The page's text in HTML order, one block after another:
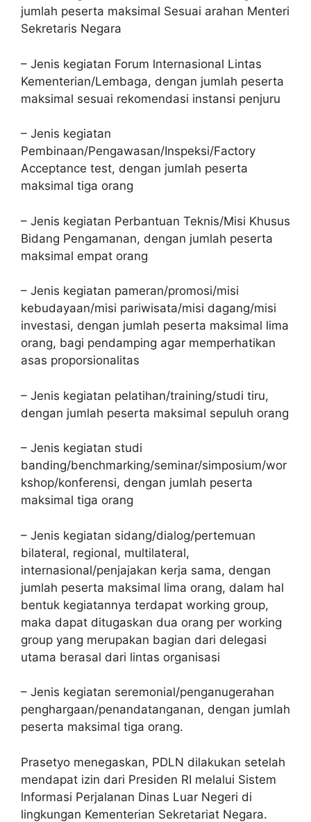
jumlah peserta maksimal Sesuai arahan Menteri
Sekretaris Negara
– Jenis kegiatan Forum lnternasional Lintas
Kementerian/Lembaga, dengan jumlah peserta
maksimal sesuai rekomendasi instansi penjuru
– Jenis kegiatan
Pembinaan/Pengawasan/Inspeksi/Factory
Acceptance test, dengan jumlah peserta
maksimal tiga orang
– Jenis kegiatan Perbantuan Teknis/Misi Khusus
Bidang Pengamanan, dengan jumlah peserta
maksimal empat orang
– Jenis kegiatan pameran/promosi/misi
kebudayaan/misi pariwisata/misi dagang/misi
investasi, dengan jumlah peserta maksimal lima
orang, bagi pendamping agar memperhatikan
asas proporsionalitas
– Jenis kegiatan pelatihan/training/studi tiru,
dengan jumlah peserta maksimal sepuluh orang
– Jenis kegiatan studi
banding/benchmarking/seminar/simposium/wor
kshop/konferensi, dengan jumlah peserta
maksimal tiga orang
– Jenis kegiatan sidang/dialog/pertemuan
bilateral, regional, multilateral,
internasional/penjajakan kerja sama, dengan
jumlah peserta maksimal lima orang, dalam hal
bentuk kegiatannya terdapat working group,
maka dapat ditugaskan dua orang per working
group yang merupakan bagian dari delegasi
utama berasal dari lintas organisasi
– Jenis kegiatan seremonial/penganugerahan
penghargaan/penandatanganan, dengan jumlah
peserta maksimal tiga orang.
Prasetyo menegaskan, PDLN dilakukan setelah
mendapat izin dari Presiden RI melalui Sistem
lnformasi Perjalanan Dinas Luar Negeri di
lingkungan Kementerian Sekretariat Negara.